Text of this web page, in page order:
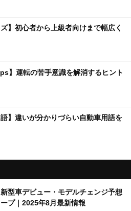
ズ】初心者から上級者向けまで幅広く
】運転の苦手意識を解消するヒント
語】違いが分かりづらい自動車用語を
新型車デビュー・モデルチェンジ予想
プ｜2025年8月最新情報